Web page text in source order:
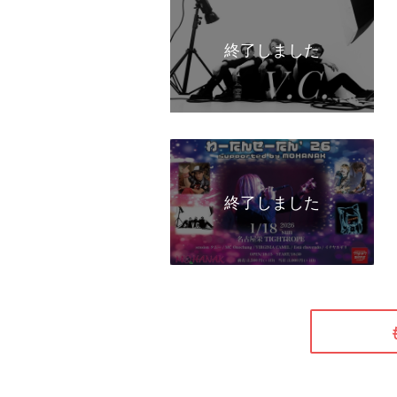
終了しました
終了しました